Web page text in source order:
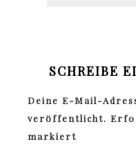
SCHREIBE
Deine E-Mail-
veröffentlicht.
markiert